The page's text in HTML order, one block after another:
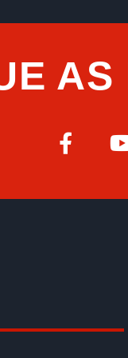
AS